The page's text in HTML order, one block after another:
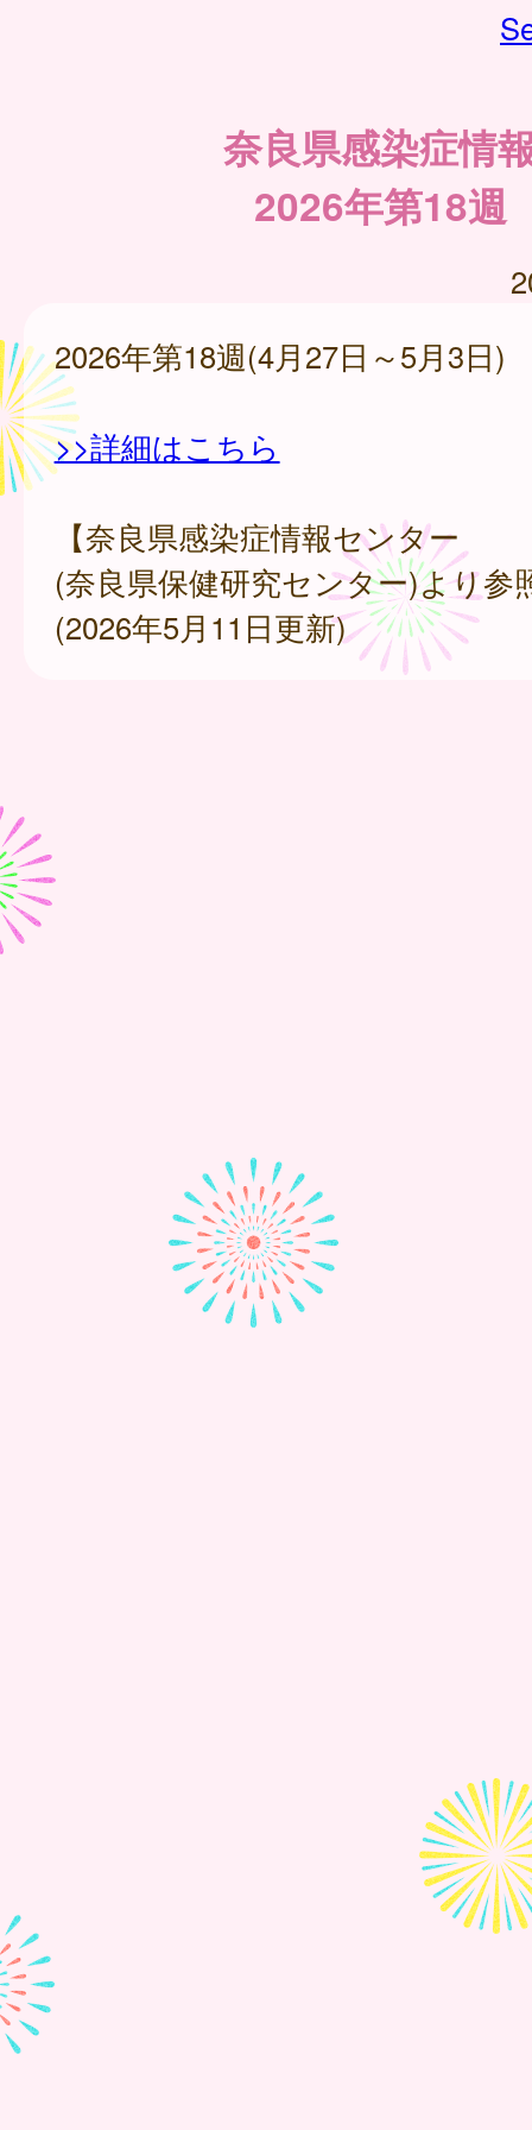
奈良県感染症情
2026年第18週
2026年第18週(4月27日～5月3日)
>>詳細はこちら
【奈良県感染症情報センター
(奈良県保健研究センター)より参
(2026年5月11日更新)